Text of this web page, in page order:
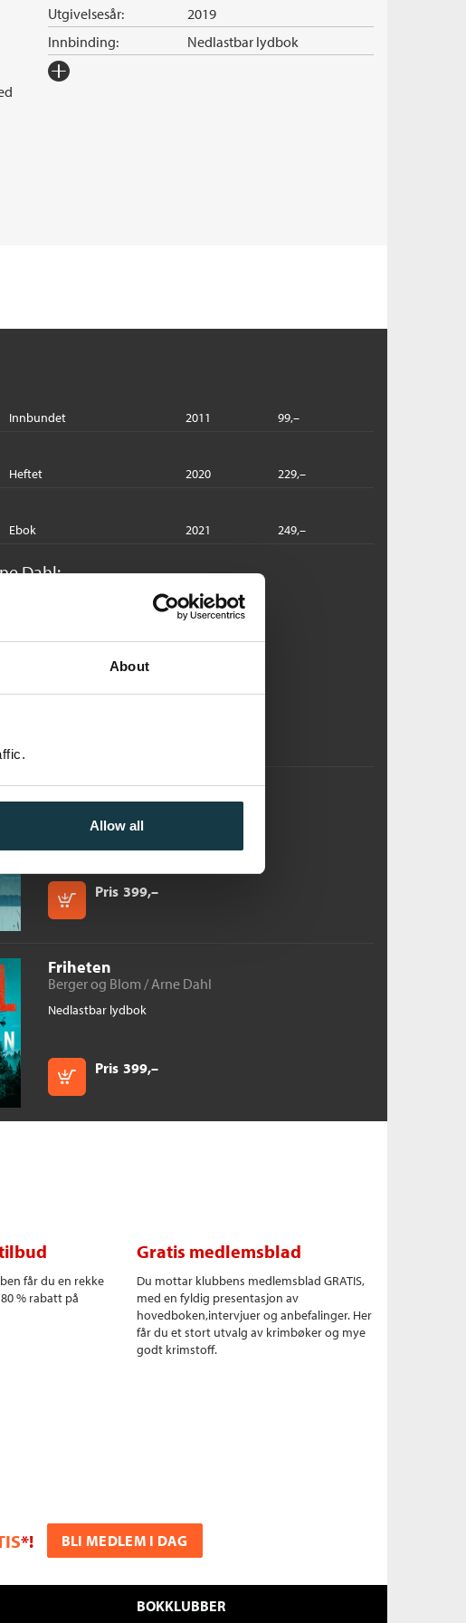
About
Allow all
Innbinding: Nedlastbar lydbok
Utgivelsesår: 2019
Forlag:
Innbundet 2011 99,–
Heftet 2020 229,–
Ebok 2021 249,–
Dahl:
I sirkelens sentrum
Isløsning
Berger og Blom /Arne Dahl
Nedlastbar lydbok
Pris 399,–
Kjøp
Friheten
Berger og Blom /Arne Dahl
Nedlastbar lydbok
Pris 399,–
Kjøp
får du en rekke
% rabatt på
Gratis medlemsblad
Du mottar klubbens medlemsblad GRATIS,
med en fyldig presentasjon av
hovedboken,intervjuer og anbefalinger. Her
får du et stort utvalg av krimbøker og mye
godt krimstoff.
*! BLI MEDLEM I DAG
BOKKLUBBER